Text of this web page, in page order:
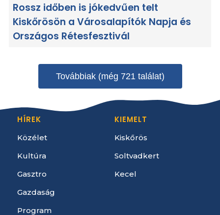
Rossz időben is jókedvűen telt
Kiskőrösön a Városalapítók Napja és
Országos Rétesfesztivál
Továbbiak (még 721 találat)
HÍREK
Közélet
Kultúra
Gasztro
Gazdaság
Program
KIEMELT
Kiskőrös
Soltvadkert
Kecel